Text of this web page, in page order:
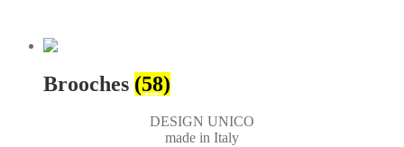
Brooches (58)
DESIGN UNICO
made in Italy